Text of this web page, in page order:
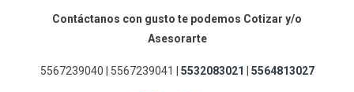
Contáctanos con gusto te podemos Cotizar y/o
Asesorarte
5567239040 | 5567239041 | 5532083021 5564813027